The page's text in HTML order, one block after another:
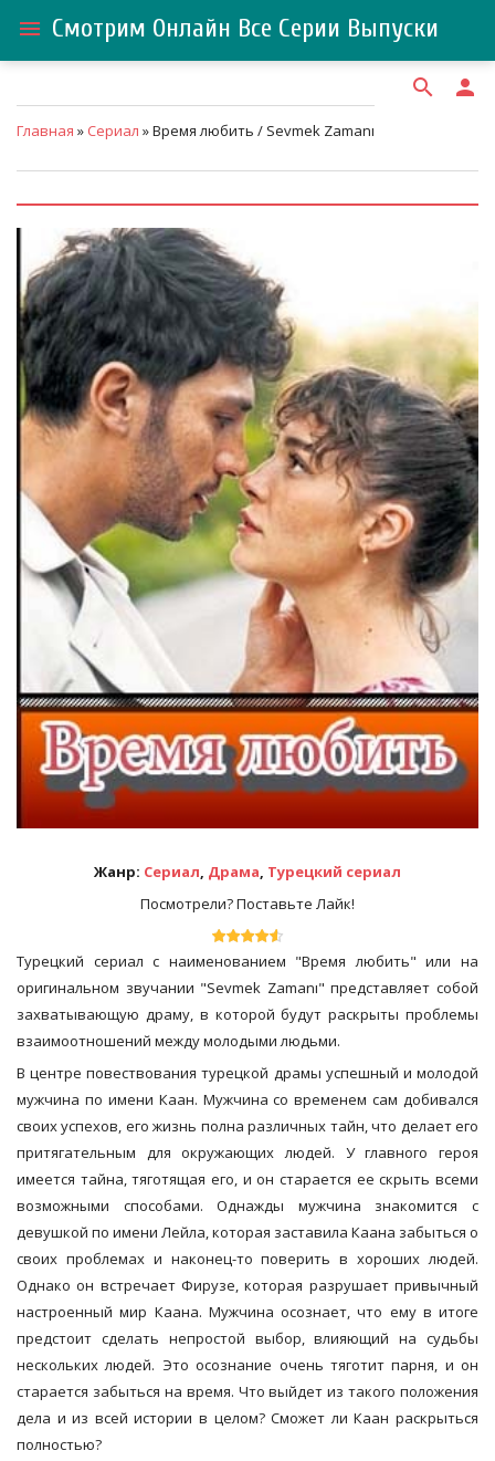
menu Смотрим Онлайн Все Серии Выпуски
search person
Главная » Сериал » Время любить / Sevmek Zamanı
Жанр: Сериал, Драма, Турецкий сериал
Посмотрели? Поставьте Лайк!
Турецкий сериал с наименованием "Время любить" или на
оригинальном звучании "Sevmek Zamanı" представляет собой
захватывающую драму, в которой будут раскрыты проблемы
взаимоотношений между молодыми людьми.
В центре повествования турецкой драмы успешный и молодой
мужчина по имени Каан. Мужчина со временем сам добивался
своих успехов, его жизнь полна различных тайн, что делает его
притягательным для окружающих людей. У главного героя
имеется тайна, тяготящая его, и он старается ее скрыть всеми
возможными способами. Однажды мужчина знакомится с
девушкой по имени Лейла, которая заставила Каана забыться о
своих проблемах и наконец-то поверить в хороших людей.
Однако он встречает Фирузе, которая разрушает привычный
настроенный мир Каана. Мужчина осознает, что ему в итоге
предстоит сделать непростой выбор, влияющий на судьбы
нескольких людей. Это осознание очень тяготит парня, и он
старается забыться на время. Что выйдет из такого положения
дела и из всей истории в целом? Сможет ли Каан раскрыться
полностью?